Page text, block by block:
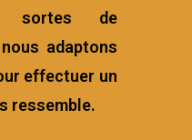
sortes de
adaptons
effectuer un
ressemble.